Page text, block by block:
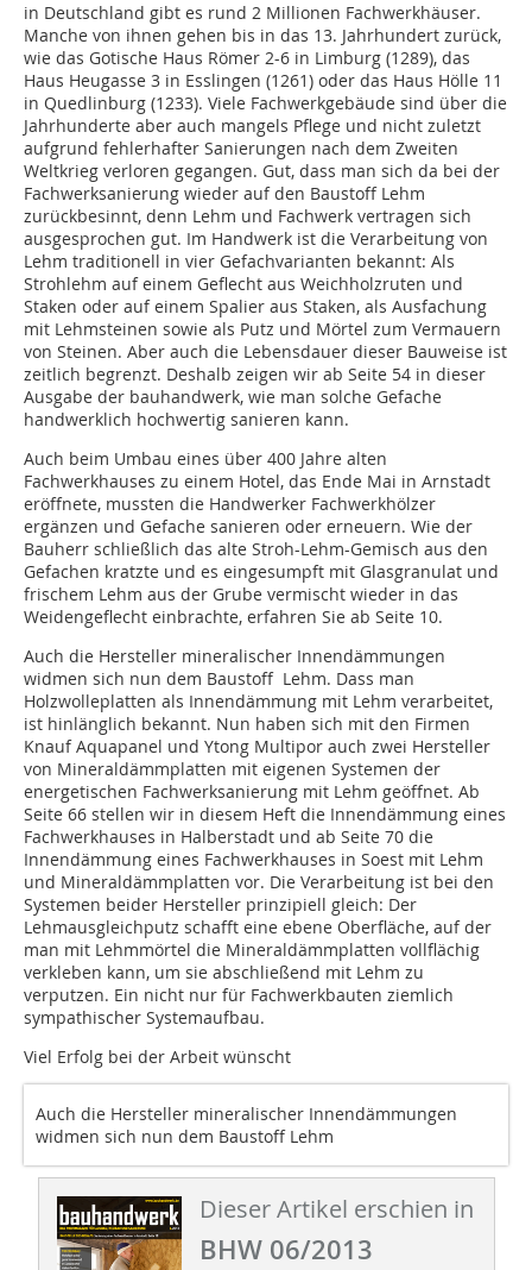
in Deutschland gibt es rund 2 Millionen Fachwerkhäuser.
Manche von ihnen gehen bis in das 13. Jahrhundert zurück,
wie das Gotische Haus Römer 2-6 in Limburg (1289), das
Haus Heugasse 3 in Esslingen (1261) oder das Haus Hölle 11
in Quedlinburg (1233). Viele Fachwerkgebäude sind über die
Jahrhunderte aber auch mangels Pflege und nicht zuletzt
aufgrund fehlerhafter Sanierungen nach dem Zweiten
Weltkrieg verloren gegangen. Gut, dass man sich da bei der
Fachwerksanierung wieder auf den Baustoff Lehm
zurückbesinnt, denn Lehm und Fachwerk vertragen sich
ausgesprochen gut. Im Handwerk ist die Verarbeitung von
Lehm traditionell in vier Gefachvarianten bekannt: Als
Strohlehm auf einem Geflecht aus Weichholzruten und
Staken oder auf einem Spalier aus Staken, als Ausfachung
mit Lehmsteinen sowie als Putz und Mörtel zum Vermauern
von Steinen. Aber auch die Lebensdauer dieser Bauweise ist
zeitlich begrenzt. Deshalb zeigen wir ab Seite 54 in dieser
Ausgabe der bauhandwerk, wie man solche Gefache
handwerklich hochwertig sanieren kann.
Auch beim Umbau eines über 400 Jahre alten
Fachwerkhauses zu einem Hotel, das Ende Mai in Arnstadt
eröffnete, mussten die Handwerker Fachwerkhölzer
ergänzen und Gefache sanieren oder erneuern. Wie der
Bauherr schließlich das alte Stroh-Lehm-Gemisch aus den
Gefachen kratzte und es eingesumpft mit Glasgranulat und
frischem Lehm aus der Grube vermischt wieder in das
Weidengeflecht einbrachte, erfahren Sie ab Seite 10.
Auch die Hersteller mineralischer Innendämmungen
widmen sich nun dem Baustoff Lehm. Dass man
Holzwolleplatten als Innendämmung mit Lehm verarbeitet,
ist hinlänglich bekannt. Nun haben sich mit den Firmen
Knauf Aquapanel und Ytong Multipor auch zwei Hersteller
von Mineraldämmplatten mit eigenen Systemen der
energetischen Fachwerksanierung mit Lehm geöffnet. Ab
Seite 66 stellen wir in diesem Heft die Innendämmung eines
Fachwerkhauses in Halberstadt und ab Seite 70 die
Innendämmung eines Fachwerkhauses in Soest mit Lehm
und Mineraldämmplatten vor. Die Verarbeitung ist bei den
Systemen beider Hersteller prinzipiell gleich: Der
Lehmausgleichputz schafft eine ebene Oberfläche, auf der
man mit Lehmmörtel die Mineraldämmplatten vollflächig
verkleben kann, um sie abschließend mit Lehm zu
verputzen. Ein nicht nur für Fachwerkbauten ziemlich
sympathischer Systemaufbau.
Viel Erfolg bei der Arbeit wünscht
Auch die Hersteller mineralischer Innendämmungen
widmen sich nun dem Baustoff Lehm
Dieser Artikel erschien in
BHW 06/2013